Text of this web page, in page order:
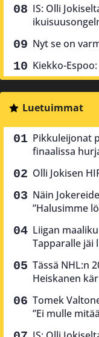
IS: Olli
Nyt se on
Kiekko-
Luetuimmat
Pikkuleijonat
finaalissa
Olli Jokisen
Näin
”Halusimme
Liigan
Tapparalle jäi
Tässä NHL:n
Heiskanen
Tomek
”Ei mulle